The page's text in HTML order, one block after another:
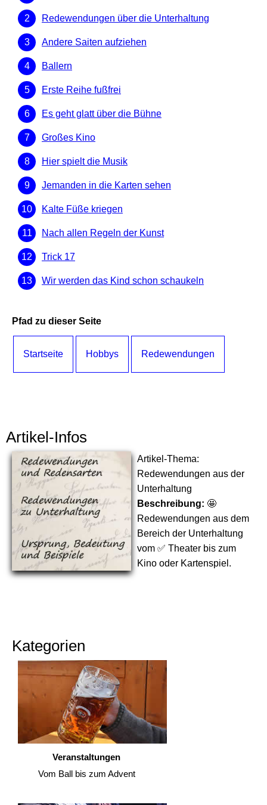
Redewendungen über die Unterhaltung
Andere Saiten aufziehen
Ballern
Erste Reihe fußfrei
Es geht glatt über die Bühne
Großes Kino
Hier spielt die Musik
Jemanden in die Karten sehen
Kalte Füße kriegen
Nach allen Regeln der Kunst
Trick 17
Wir werden das Kind schon schaukeln
Pfad zu dieser Seite
Startseite Hobbys Redewendungen
Artikel-Infos
Artikel-Thema:
Redewendungen aus der
Unterhaltung
Beschreibung: 🤩
Redewendungen aus dem
Bereich der Unterhaltung
vom ✅ Theater bis zum
Kino oder Kartenspiel.
Kategorien
Veranstaltungen
Vom Ball bis zum Advent